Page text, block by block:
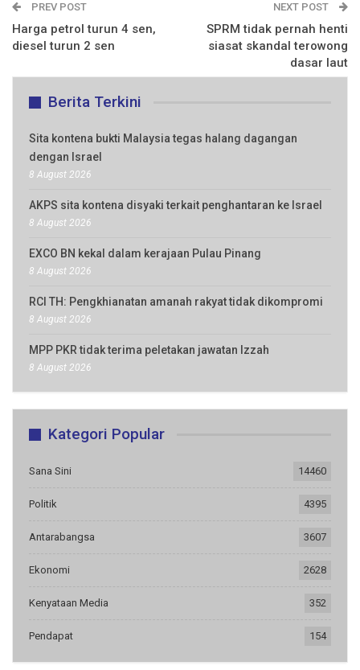
PREV POST
Harga petrol turun 4 sen,
diesel turun 2 sen
NEXT POST
SPRM tidak pernah henti
siasat skandal terowong
dasar laut
Berita Terkini
Sita kontena bukti Malaysia tegas halang dagangan
dengan Israel
8 August 2026
AKPS sita kontena disyaki terkait penghantaran ke Israel
8 August 2026
EXCO BN kekal dalam kerajaan Pulau Pinang
8 August 2026
RCI TH: Pengkhianatan amanah rakyat tidak dikompromi
8 August 2026
MPP PKR tidak terima peletakan jawatan Izzah
8 August 2026
Kategori Popular
Sana Sini 14460
Politik 4395
Antarabangsa 3607
Ekonomi 2628
Kenyataan Media 352
Pendapat 154